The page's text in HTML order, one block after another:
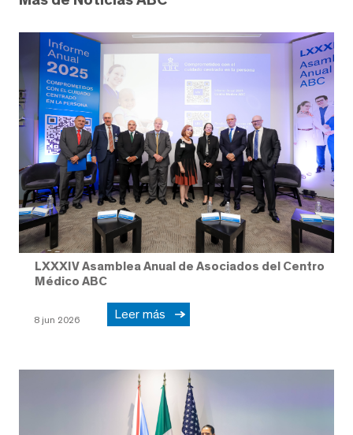
LXXXIV Asamblea Anual de Asociados del Centro
Médico ABC
8 jun 2026 Leer más